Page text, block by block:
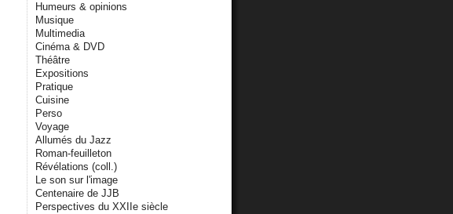
Humeurs & opinions
Musique
Multimedia
Cinéma & DVD
Théâtre
Expositions
Pratique
Cuisine
Perso
Voyage
Allumés du Jazz
Roman-feuilleton
Révélations (coll.)
Le son sur l'image
Centenaire de JJB
Perspectives du XXIIe siècle